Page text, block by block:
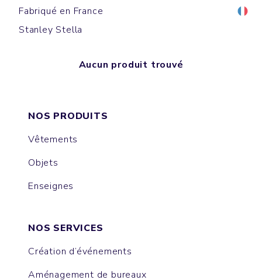
Fabriqué en France
Stanley Stella
Aucun produit trouvé
NOS PRODUITS
Vêtements
Objets
Enseignes
NOS SERVICES
Création d’événements
Aménagement de bureaux